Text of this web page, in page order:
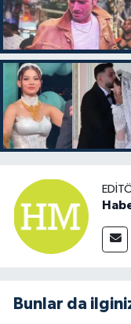
Bunlar da